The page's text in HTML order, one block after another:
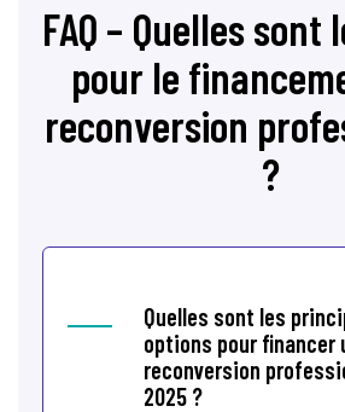
FAQ – Quelles
pour le
reconversion
?
Quelles sont les
options pour financer
reconversion
2025 ?